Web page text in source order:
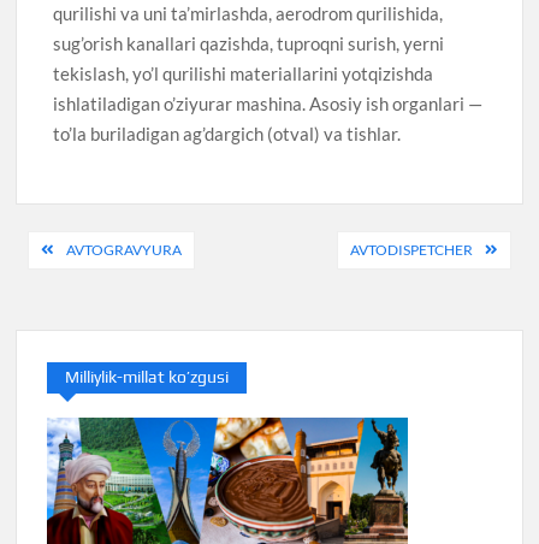
qurilishi va uni ta’mirlashda, aerodrom qurilishida,
sug’orish kanallari qazishda, tuproqni surish, yerni
tekislash, yo’l qurilishi materiallarini yotqizishda
ishlatiladigan o’ziyurar mashina. Asosiy ish organlari —
to’la buriladigan ag’dargich (otval) va tishlar.
PostAVTOGRAVYURA AVTODISPETCHER
Milliylik-millat ko’zgusi